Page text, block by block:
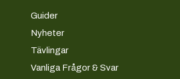
Guider
Nyheter
Tävlingar
Vanliga Frågor & Svar